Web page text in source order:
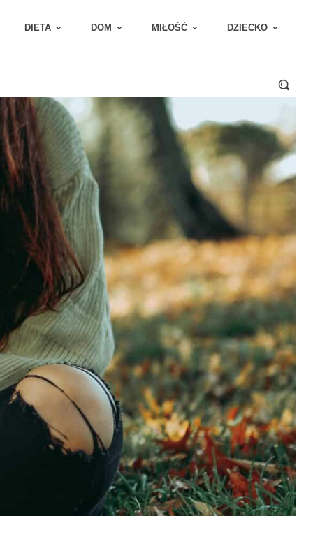
DIETA DOM MIŁOŚĆ DZIECKO